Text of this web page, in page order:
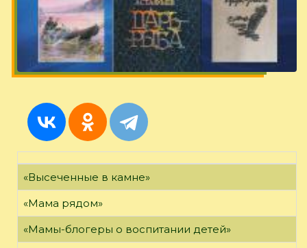
«Высеченные в камне»
«Мама рядом»
«Мамы-блогеры о воспитании детей»